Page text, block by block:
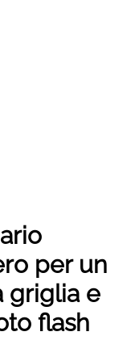
per un
griglia e
flash